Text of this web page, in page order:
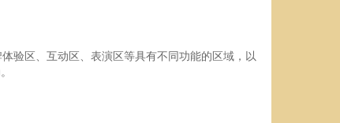
验区、互动区、表演区等具有不同功能的区域，以